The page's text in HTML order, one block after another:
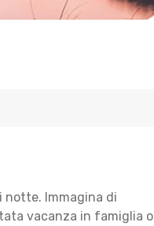
notte. Immagina di
vacanza in famiglia o